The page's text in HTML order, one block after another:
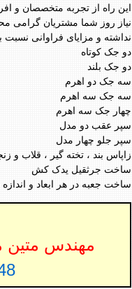
این راه از تجربه متخصصان و
نیاز روز شما مشتریان گرامی
نداشته و مزایای فراوانی نسبت
دو جک کوتاه
دو جک بلند
سه جک دو اهرم
سه جک سه اهرم
چهار جک سه اهرم
سپر عقب دو مدل
سپر جلو چهار مدل
زاپاس بند ، تخته گیر ، قلاب و
ساخت جرثقیل یدک کش
ساخت جعبه در هر ابعاد و
مهندس متین